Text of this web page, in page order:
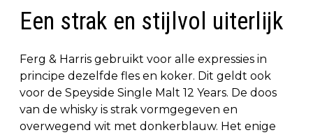
Een strak en stijlvol uiterlijk
Ferg & Harris gebruikt voor alle expressies in
principe dezelfde fles en koker. Dit geldt ook
voor de Speyside Single Malt 12 Years. De doos
van de whisky is strak vormgegeven en
overwegend wit met donkerblauw. Het enige